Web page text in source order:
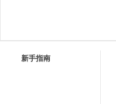
新手指南